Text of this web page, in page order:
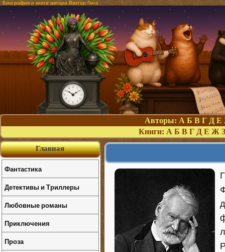
Биография и книги автора Виктор Гюго
Авторы: А Б В Г Д Е
Книги: А Б В Г Д Е Ж З
Главная
Фантастика
Детективы и Триллеры
Любовные романы
Приключения
Проза